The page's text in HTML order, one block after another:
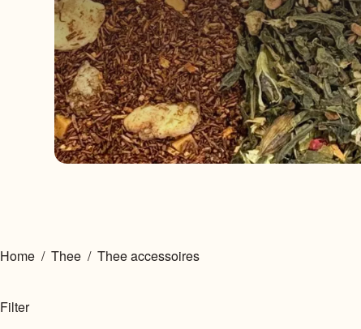
Home / Thee / Thee accessoires
Filter